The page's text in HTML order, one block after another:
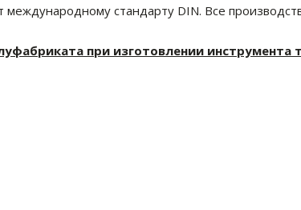
стандарту DIN. Все
при изготовлении инструмента